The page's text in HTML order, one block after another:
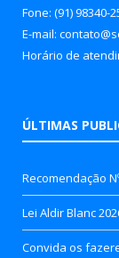
Fone: (91) 98340-
E-mail:
Horário de
ÚLTIMAS
Recomendação
Lei Aldir Blanc
Convida os